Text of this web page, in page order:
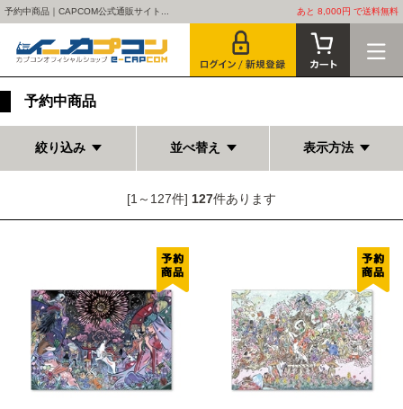
予約中商品｜CAPCOM公式通販サイト... あと 8,000円 で送料無料
予約中商品
絞り込み 並べ替え 表示方法
[1～127件] 127件あります